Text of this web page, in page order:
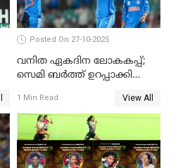
Posted On 27-10-2025
വനിത ഏകദിന ലോകകപ്പ്;
സെമി ബര്‍ത്ത് ഉറപ്പാക്കി
1 Min Read View All